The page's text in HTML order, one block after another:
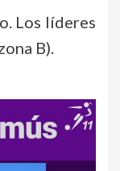
Los líderes
B).